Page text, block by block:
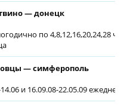
— донецк
по 4,8,12,16,20,24,28
— симферополь
и 16.09.08-22.05.09 ежедневно